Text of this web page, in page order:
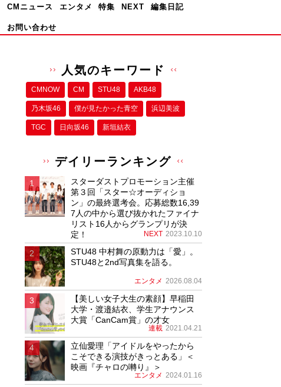
CMニュース エンタメ 特集 NEXT 編集日記
お問い合わせ
人気のキーワード
CMNOW CM STU48 AKB48
乃木坂46 僕が⾒たかった⻘空 浜辺美波
TGC 日向坂46 新垣結衣
デイリーランキング
スターダストプロモーション主催
第３回「スター☆オーディショ
ン」の最終選考会。応募総数16,39
7人の中から選び抜かれたファイナ
リスト16人からグランプリが決
定！
NEXT 2023.10.10
STU48 中村舞の原動力は「愛」。
STU48と2nd写真集を語る。
エンタメ 2026.08.04
【美しい女子大生の素顔】早稲田
大学・渡邉結衣、学生アナウンス
大賞「CanCam賞」の才女
連載 2021.04.21
立仙愛理「アイドルをやったから
こそできる演技がきっとある」＜
映画『チャロの囀り』＞
エンタメ 2024.01.16